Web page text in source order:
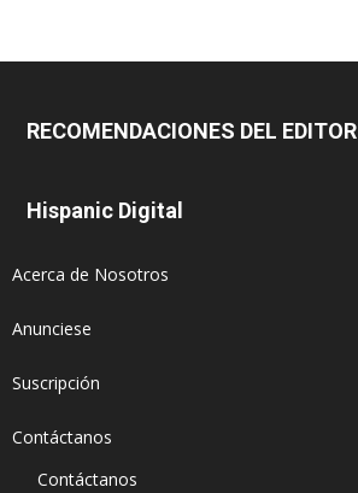
RECOMENDACIONES DEL EDITOR
Hispanic Digital
Acerca de Nosotros
Anunciese
Suscripción
Contáctanos
Contáctanos